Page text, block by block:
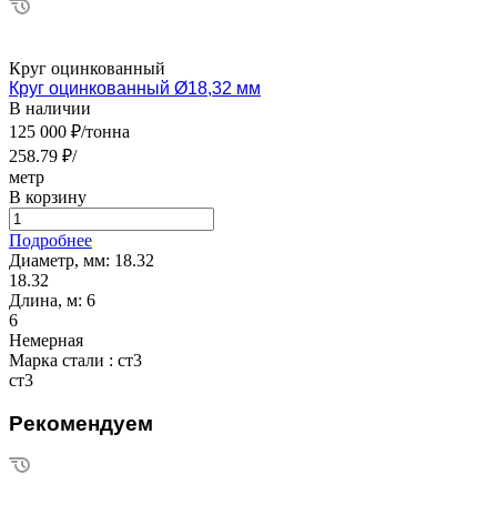
Круг оцинкованный
Круг оцинкованный Ø18,32 мм
В наличии
125 000 ₽/тонна
258.79 ₽/
метр
В корзину
Подробнее
Диаметр, мм: 18.32
18.32
Длина, м: 6
6
Немерная
Марка стали : ст3
ст3
Рекомендуем